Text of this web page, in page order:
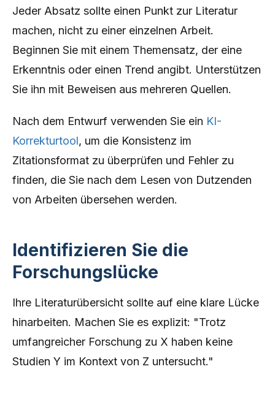
Jeder Absatz sollte einen Punkt zur Literatur
machen, nicht zu einer einzelnen Arbeit.
Beginnen Sie mit einem Themensatz, der eine
Erkenntnis oder einen Trend angibt. Unterstützen
Sie ihn mit Beweisen aus mehreren Quellen.
Nach dem Entwurf verwenden Sie ein KI-
Korrekturtool, um die Konsistenz im
Zitationsformat zu überprüfen und Fehler zu
finden, die Sie nach dem Lesen von Dutzenden
von Arbeiten übersehen werden.
Identifizieren Sie die
Forschungslücke
Ihre Literaturübersicht sollte auf eine klare Lücke
hinarbeiten. Machen Sie es explizit: "Trotz
umfangreicher Forschung zu X haben keine
Studien Y im Kontext von Z untersucht."